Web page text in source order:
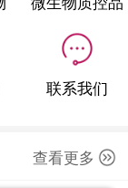
联系我们
查看更多